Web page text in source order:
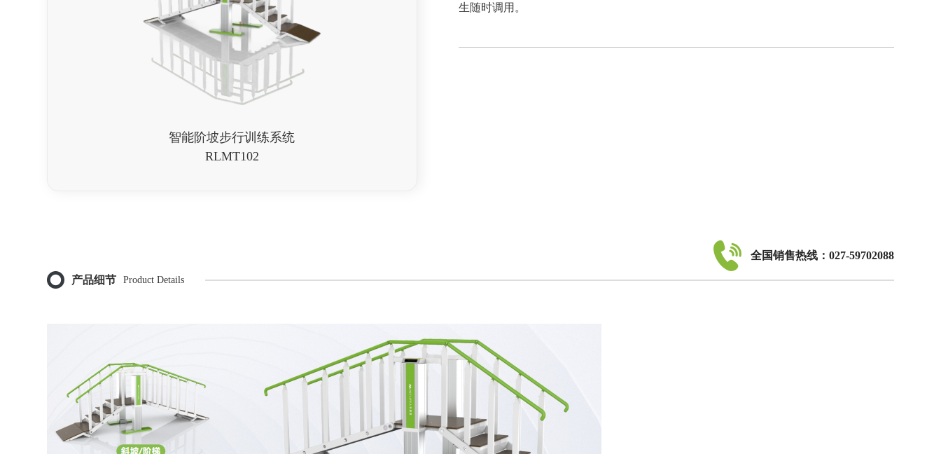
智能阶坡步行训练系统
RLMT102
生随时调用。
全国销售热线：027-59702088
产品细节 Product Details